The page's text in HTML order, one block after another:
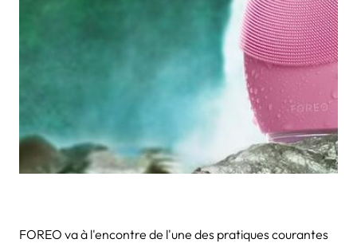
FOREO va à l'encontre de l'une des pratiques courantes